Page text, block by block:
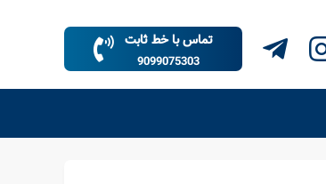
تماس با خط ثابت
9099075303